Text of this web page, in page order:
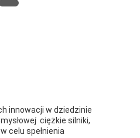
innowacji w dziedzinie
ciężkie silniki,
celu spełnienia